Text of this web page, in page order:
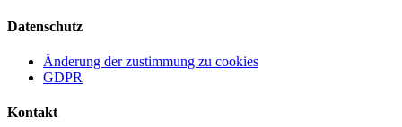
Datenschutz
Änderung der zustimmung zu cookies
GDPR
Kontakt